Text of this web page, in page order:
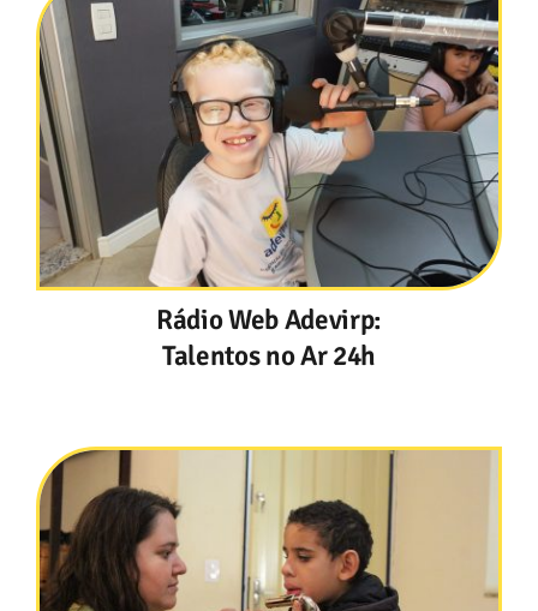
Rádio Web Adevirp:
Talentos no Ar 24h